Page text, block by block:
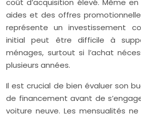
coût d’acquisition élevé. Même
aides et des offres
représente un investissement
initial peut être difficile à
ménages, surtout si l’achat
plusieurs années.
Il est crucial de bien évaluer son
de financement avant de
voiture neuve. Les mensualités